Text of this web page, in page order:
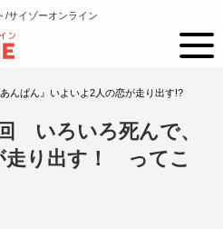
/サイゾーオンライン
あんぱん』いよいよ2人の恋が走り出す!?
いろいろ死んで、
走り出す！ ってこ